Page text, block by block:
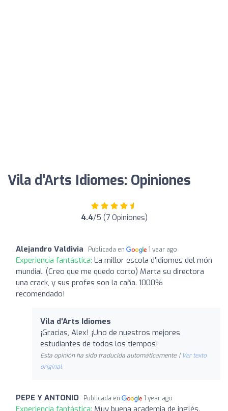
Vila d'Arts Idiomes: Opiniones
4.4/5 (7 Opiniones)
Alejandro Valdivia Publicada en 1 year ago
Experiencia fantástica: La millor escola d'idiomes del món
mundial. (Creo que me quedo corto) Marta su directora
una crack, y sus profes son la caña. 1000%
recomendado!
Vila d'Arts Idiomes
¡Gracias, Alex! ¡Uno de nuestros mejores
estudiantes de todos los tiempos!
Esta opinión ha sido traducida automáticamente. | Ver texto
original
PEPE Y ANTONIO Publicada en 1 year ago
Experiencia fantástica: Muy buena academia de inglés.